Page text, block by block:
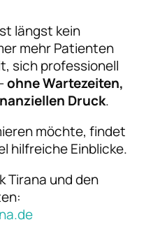
längst kein
mehr Patienten
sich professionell
ohne Wartezeiten,
Druck.
möchte, findet
hilfreiche Einblicke.
Tirana und den